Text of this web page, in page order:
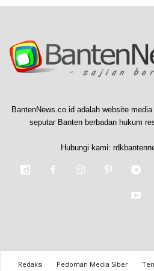
BantenNews.co.id adalah website
seputar Banten berbadan hukum
Hubungi kami:
Redaksi Pedoman Media Siber